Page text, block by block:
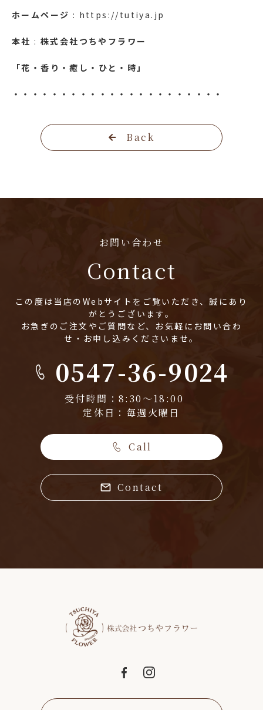
ホームページ : https://tutiya.jp
本社 :株式会社つちやフラワー
「花・香り・癒し・ひと・時」
・・・・・・・・・・・・・・・・・・・・・・
Back
お問い合わせ
Contact
この度は当店のWebサイトをご覧いただき、誠にあり
がとうございます。
お急ぎのご注文やご質問など、お気軽にお問い合わ
せ・お申し込みくださいませ。
0547-36-9024
受付時間：8:30～18:00
定休日：毎週火曜日
Call
Contact